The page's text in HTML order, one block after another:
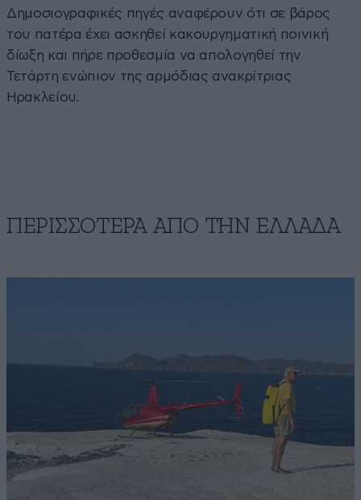
Δημοσιογραφικές πηγές αναφέρουν ότι σε βάρος
του πατέρα έχει ασκηθεί κακουργηματική ποινική
δίωξη και πήρε προθεσμία να απολογηθεί την
Τετάρτη ενώπιον της αρμόδιας ανακρίτριας
Ηρακλείου.
ΠΕΡΙΣΣΟΤΕΡΑ ΑΠΟ ΤΗΝ ΕΛΛΑΔΑ